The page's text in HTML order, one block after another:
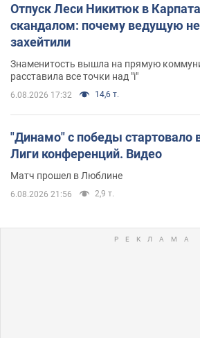
Отпуск Леси Никитюк в
скандалом: почему ведущую
захейтили
Знаменитость вышла на прямую
расставила все точки над "i"
6.08.2026 17:32 14,6 т.
"Динамо" с победы стартовало
Лиги конференций. Видео
Матч прошел в Люблине
6.08.2026 21:56 2,9 т.